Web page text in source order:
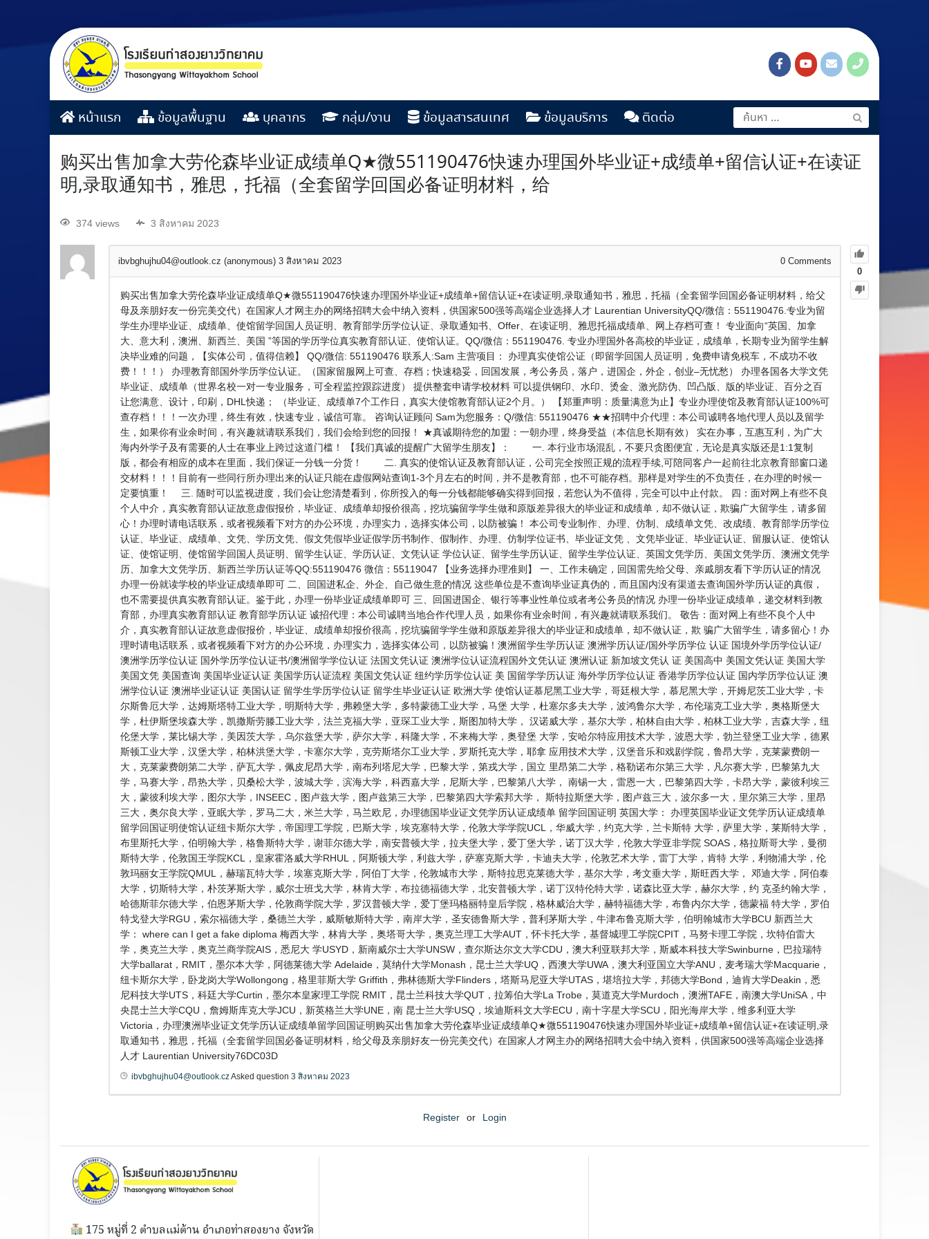
หน้าแรก ข้อมูลพื้นฐาน บุคลากร กลุ่ม/งาน ข้อมูลสารสนเทศ ข้อมูลบริการ ติดต่อ
购买出售加拿大劳伦森毕业证成绩单Q★微551190476快速办理国外毕业证+成绩单+留信认证+在读证
明,录取通知书，雅思，托福（全套留学回国必备证明材料，给
374 views 3 สิงหาคม 2023
0
ibvbghujhu04@outlook.cz (anonymous) 3 สิงหาคม 2023 0 Comments
购买出售加拿大劳伦森毕业证成绩单Q★微551190476快速办理国外毕业证+成绩单+留信认证+在读证明,录取通知书，雅思，托福（全套留学回国必备证明材料，给父
母及亲朋好友一份完美交代）在国家人才网主办的网络招聘大会中纳入资料，供国家500强等高端企业选择人才 Laurentian UniversityQQ/微信：551190476.专业为留
学生办理毕业证、成绩单、使馆留学回国人员证明、教育部学历学位认证、录取通知书、Offer、在读证明、雅思托福成绩单、网上存档可查！ 专业面向“英国、加拿
大、意大利，澳洲、新西兰、美国 ”等国的学历学位真实教育部认证、使馆认证。QQ/微信：551190476. 专业办理国外各高校的毕业证，成绩单，长期专业为留学生解
决毕业难的问题，【实体公司，值得信赖】 QQ/微信: 551190476 联系人:Sam 主营项目： 办理真实使馆公证（即留学回国人员证明，免费申请免税车，不成功不收
费！！！） 办理教育部国外学历学位认证。（国家留服网上可查、存档；快速稳妥，回国发展，考公务员，落户，进国企，外企，创业–无忧愁） 办理各国各大学文凭
毕业证、成绩单（世界名校一对一专业服务，可全程监控跟踪进度） 提供整套申请学校材料 可以提供钢印、水印、烫金、激光防伪、凹凸版、版的毕业证、百分之百
让您满意、设计，印刷，DHL快递； （毕业证、成绩单7个工作日，真实大使馆教育部认证2个月。） 【郑重声明：质量满意为止】专业办理使馆及教育部认证100%可
查存档！！！一次办理，终生有效，快速专业，诚信可靠。 咨询认证顾问 Sam为您服务：Q/微信: 551190476 ★★招聘中介代理：本公司诚聘各地代理人员以及留学
生，如果你有业余时间，有兴趣就请联系我们，我们会给到您的回报！ ★真诚期待您的加盟：一朝办理，终身受益（本信息长期有效） 实在办事，互惠互利，为广大
海内外学子及有需要的人士在事业上跨过这道门槛！ 【我们真诚的提醒广大留学生朋友】： 一. 本行业市场混乱，不要只贪图便宜，无论是真实版还是1:1复制
版，都会有相应的成本在里面，我们保证一分钱一分货！ 二. 真实的使馆认证及教育部认证，公司完全按照正规的流程手续,可陪同客户一起前往北京教育部窗口递
交材料！！！目前有一些同行所办理出来的认证只能在虚假网站查询1-3个月左右的时间，并不是教育部，也不可能存档。那样是对学生的不负责任，在办理的时候一
定要慎重！ 三. 随时可以监视进度，我们会让您清楚看到，你所投入的每一分钱都能够确实得到回报，若您认为不值得，完全可以中止付款。 四：面对网上有些不良
个人中介，真实教育部认证故意虚假报价，毕业证、成绩单却报价很高，挖坑骗留学学生做和原版差异很大的毕业证和成绩单，却不做认证，欺骗广大留学生，请多留
心！办理时请电话联系，或者视频看下对方的办公环境，办理实力，选择实体公司，以防被骗！ 本公司专业制作、办理、仿制、成绩单文凭、改成绩、教育部学历学位
认证、毕业证、成绩单、文凭、学历文凭、假文凭假毕业证假学历书制作、假制作、办理、仿制学位证书、毕业证文凭 、文凭毕业证、毕业证认证、留服认证、使馆认
证、使馆证明、使馆留学回国人员证明、留学生认证、学历认证、文凭认证 学位认证、留学生学历认证、留学生学位认证、英国文凭学历、美国文凭学历、澳洲文凭学
历、加拿大文凭学历、新西兰学历认证等QQ:551190476 微信：55119047 【业务选择办理准则】 一、工作未确定，回国需先给父母、亲戚朋友看下学历认证的情况
办理一份就读学校的毕业证成绩单即可 二、回国进私企、外企、自己做生意的情况 这些单位是不查询毕业证真伪的，而且国内没有渠道去查询国外学历认证的真假，
也不需要提供真实教育部认证。鉴于此，办理一份毕业证成绩单即可 三、回国进国企、银行等事业性单位或者考公务员的情况 办理一份毕业证成绩单，递交材料到教
育部，办理真实教育部认证 教育部学历认证 诚招代理：本公司诚聘当地合作代理人员，如果你有业余时间，有兴趣就请联系我们。 敬告：面对网上有些不良个人中
介，真实教育部认证故意虚假报价，毕业证、成绩单却报价很高，挖坑骗留学学生做和原版差异很大的毕业证和成绩单，却不做认证，欺 骗广大留学生，请多留心！办
理时请电话联系，或者视频看下对方的办公环境，办理实力，选择实体公司，以防被骗！澳洲留学生学历认证 澳洲学历认证/国外学历学位 认证 国境外学历学位认证/
澳洲学历学位认证 国外学历学位认证书/澳洲留学学位认证 法国文凭认证 澳洲学位认证流程国外文凭认证 澳洲认证 新加坡文凭认 证 美国高中 美国文凭认证 美国大学
美国文凭 美国查询 美国毕业证认证 美国学历认证流程 美国文凭认证 纽约学历学位认证 美 国留学学历认证 海外学历学位认证 香港学历学位认证 国内学历学位认证 澳
洲学位认证 澳洲毕业证认证 美国认证 留学生学历学位认证 留学生毕业证认证 欧洲大学 使馆认证慕尼黑工业大学，哥廷根大学，慕尼黑大学，开姆尼茨工业大学，卡
尔斯鲁厄大学，达姆斯塔特工业大学，明斯特大学，弗赖堡大学，多特蒙德工业大学，马堡 大学，杜塞尔多夫大学，波鸿鲁尔大学，布伦瑞克工业大学，奥格斯堡大
学，杜伊斯堡埃森大学，凯撒斯劳滕工业大学，法兰克福大学，亚琛工业大学，斯图加特大学， 汉诺威大学，基尔大学，柏林自由大学，柏林工业大学，吉森大学，纽
伦堡大学，莱比锡大学，美因茨大学，乌尔兹堡大学，萨尔大学，科隆大学，不来梅大学，奥登堡 大学，安哈尔特应用技术大学，波恩大学，勃兰登堡工业大学，德累
斯顿工业大学，汉堡大学，柏林洪堡大学，卡塞尔大学，克劳斯塔尔工业大学，罗斯托克大学，耶拿 应用技术大学，汉堡音乐和戏剧学院，鲁昂大学，克莱蒙费朗一
大，克莱蒙费朗第二大学，萨瓦大学，佩皮尼昂大学，南布列塔尼大学，巴黎大学，第戎大学，国立 里昂第二大学，格勒诺布尔第三大学，凡尔赛大学，巴黎第九大
学，马赛大学，昂热大学，贝桑松大学，波城大学，滨海大学，科西嘉大学，尼斯大学，巴黎第八大学， 南锡一大，雷恩一大，巴黎第四大学，卡昂大学，蒙彼利埃三
大，蒙彼利埃大学，图尔大学，INSEEC，图卢兹大学，图卢兹第三大学，巴黎第四大学索邦大学， 斯特拉斯堡大学，图卢兹三大，波尔多一大，里尔第三大学，里昂
三大，奥尔良大学，亚眠大学，罗马二大，米兰大学，马兰欧尼，办理德国毕业证文凭学历认证成绩单 留学回国证明 英国大学： 办理英国毕业证文凭学历认证成绩单
留学回国证明使馆认证纽卡斯尔大学，帝国理工学院，巴斯大学，埃克塞特大学，伦敦大学学院UCL，华威大学，约克大学，兰卡斯特 大学，萨里大学，莱斯特大学，
布里斯托大学，伯明翰大学，格鲁斯特大学，谢菲尔德大学，南安普顿大学，拉夫堡大学，爱丁堡大学，诺丁汉大学，伦敦大学亚非学院 SOAS，格拉斯哥大学，曼彻
斯特大学，伦敦国王学院KCL，皇家霍洛威大学RHUL，阿斯顿大学，利兹大学，萨塞克斯大学，卡迪夫大学，伦敦艺术大学，雷丁大学，肯特 大学，利物浦大学，伦
敦玛丽女王学院QMUL，赫瑞瓦特大学，埃塞克斯大学，阿伯丁大学，伦敦城市大学，斯特拉思克莱德大学，基尔大学，考文垂大学，斯旺西大学， 邓迪大学，阿伯泰
大学，切斯特大学，朴茨茅斯大学，威尔士班戈大学，林肯大学，布拉德福德大学，北安普顿大学，诺丁汉特伦特大学，诺森比亚大学，赫尔大学，约 克圣约翰大学，
哈德斯菲尔德大学，伯恩茅斯大学，伦敦商学院大学，罗汉普顿大学，爱丁堡玛格丽特皇后学院，格林威治大学，赫特福德大学，布鲁内尔大学，德蒙福 特大学，罗伯
特戈登大学RGU，索尔福德大学，桑德兰大学，威斯敏斯特大学，南岸大学，圣安德鲁斯大学，普利茅斯大学，牛津布鲁克斯大学，伯明翰城市大学BCU 新西兰大
学： where can I get a fake diploma 梅西大学，林肯大学，奥塔哥大学，奥克兰理工大学AUT，怀卡托大学，基督城理工学院CPIT，马努卡理工学院，坎特伯雷大
学，奥克兰大学，奥克兰商学院AIS，悉尼大 学USYD，新南威尔士大学UNSW，查尔斯达尔文大学CDU，澳大利亚联邦大学，斯威本科技大学Swinburne，巴拉瑞特
大学ballarat，RMIT，墨尔本大学，阿德莱德大学 Adelaide，莫纳什大学Monash，昆士兰大学UQ，西澳大学UWA，澳大利亚国立大学ANU，麦考瑞大学Macquarie，
纽卡斯尔大学，卧龙岗大学Wollongong，格里菲斯大学 Griffith，弗林德斯大学Flinders，塔斯马尼亚大学UTAS，堪培拉大学，邦德大学Bond，迪肯大学Deakin，悉
尼科技大学UTS，科廷大学Curtin，墨尔本皇家理工学院 RMIT，昆士兰科技大学QUT，拉筹伯大学La Trobe，莫道克大学Murdoch，澳洲TAFE，南澳大学UniSA，中
央昆士兰大学CQU，詹姆斯库克大学JCU，新英格兰大学UNE，南 昆士兰大学USQ，埃迪斯科文大学ECU，南十字星大学SCU，阳光海岸大学，维多利亚大学
Victoria，办理澳洲毕业证文凭学历认证成绩单留学回国证明购买出售加拿大劳伦森毕业证成绩单Q★微551190476快速办理国外毕业证+成绩单+留信认证+在读证明,录
取通知书，雅思，托福（全套留学回国必备证明材料，给父母及亲朋好友一份完美交代）在国家人才网主办的网络招聘大会中纳入资料，供国家500强等高端企业选择
人才 Laurentian University76DC03D
ibvbghujhu04@outlook.czAsked question 3 สิงหาคม 2023
Register or Login
175 หมู่ที่ 2 ตำบลแม่ต้าน อำเภอท่าสองยาง จังหวัด